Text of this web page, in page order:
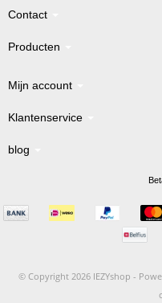
Contact
Producten
Mijn account
Klantenservice
blog
© Copyright 2026 IEZYshop -